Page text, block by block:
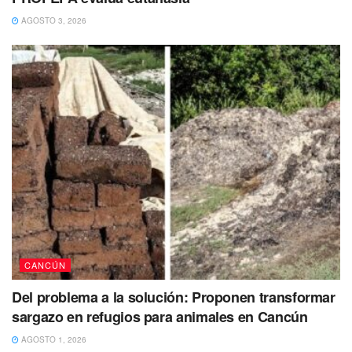
Si tienes información de su paradero, sus familiares y
comuniques al 998 881 7150 Ext. 2130.
También se busca a: Liam Oliver Chiclin
Pool
Liam Oliver Chiclin Pool de 10 años fue visto por última
vez por sus familiares el pasado 16 de junio de 2022 en
Playa del Carmen, Quintana Roo.
AGOSTO 3, 2026
CANCÚN
Del problema a la solución: Proponen transformar
sargazo en refugios para animales en Cancún
AGOSTO 1, 2026